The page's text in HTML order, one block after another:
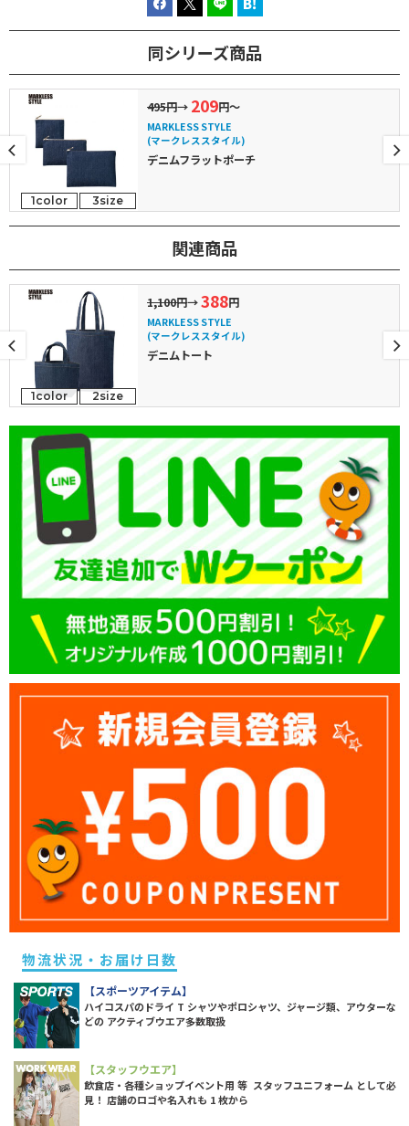
同シリーズ商品
1color 3size
495円→ 209円～
MARKLESS STYLE
(マークレススタイル)
デニムフラットポーチ
関連商品
1color 2size
1,100円→388円
MARKLESS STYLE
(マークレススタイル)
デニムトート
物流状況・お届け日数
【スポーツアイテム】
ハイコスパのドライ T シャツやポロシャツ、ジャージ類、アウターな
どの アクティブウエア多数取扱
【スタッフウエア】
飲食店・各種ショップイベント用 等 スタッフユニフォーム として必
見！ 店舗のロゴや名入れも 1 枚から